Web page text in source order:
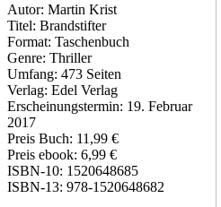
Autor: Martin Krist
Titel: Brandstifter
Format: Taschenbuch
Genre: Thriller
Umfang: 473 Seiten
Verlag: Edel Verlag
Erscheinungstermin: 19. Februar
2017
Preis Buch: 11,99 €
Preis ebook: 6,99 €
ISBN-10: 1520648685
ISBN-13: 978-1520648682